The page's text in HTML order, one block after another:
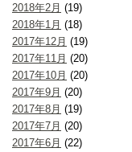
2018年2月 (19)
2018年1月 (18)
2017年12月 (19)
2017年11月 (20)
2017年10月 (20)
2017年9月 (20)
2017年8月 (19)
2017年7月 (20)
2017年6月 (22)